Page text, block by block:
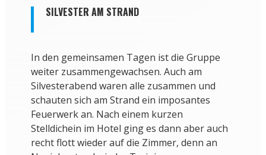
SILVESTER AM STRAND
In den gemeinsamen Tagen ist die Gruppe
weiter zusammengewachsen. Auch am
Silvesterabend waren alle zusammen und
schauten sich am Strand ein imposantes
Feuerwerk an. Nach einem kurzen
Stelldichein im Hotel ging es dann aber auch
recht flott wieder auf die Zimmer, denn an